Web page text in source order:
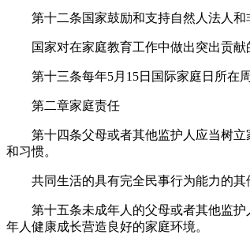
第十二条国家鼓励和支持自然人法人
国家对在家庭教育工作中做出突出贡
第十三条每年5月15日国际家庭日所在
第二章家庭责任
第十四条父母或者其他监护人应当树
和习惯。
共同生活的具有完全民事行为能力的
第十五条未成年人的父母或者其他监
年人健康成长营造良好的家庭环境。